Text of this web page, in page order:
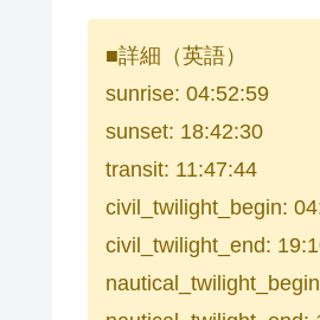
■詳細（英語）
sunrise: 04:52:59
sunset: 18:42:30
transit: 11:47:44
civil_twilight_begin:
civil_twilight_end: